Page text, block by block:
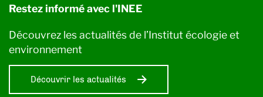
Restez informé avec l'INEE
Découvrez les actualités de l’Institut écologie et
environnement
Découvrir les actualités